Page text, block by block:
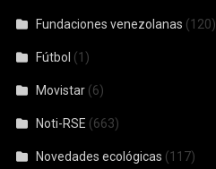
Fundaciones venezolanas (120)
Fútbol (1)
Movistar (6)
Noti-RSE (663)
Novedades ecológicas (117)